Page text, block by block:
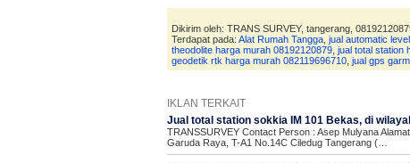
Dikirim oleh: TRANS SURVEY, tangerang,
Terdapat pada: Alat Rumah Tangga jual automatic
theodolite harga murah 08192120879 jual total station
geodetik rtk harga murah 082119696710 jual gps
IKLAN TERKAIT
Jual total station sokkia IM 101 Bekas, di
TRANSSURVEY Contact Person : Asep Mulyana
Garuda Raya, T-A1 No.14C Ciledug Tangerang (…